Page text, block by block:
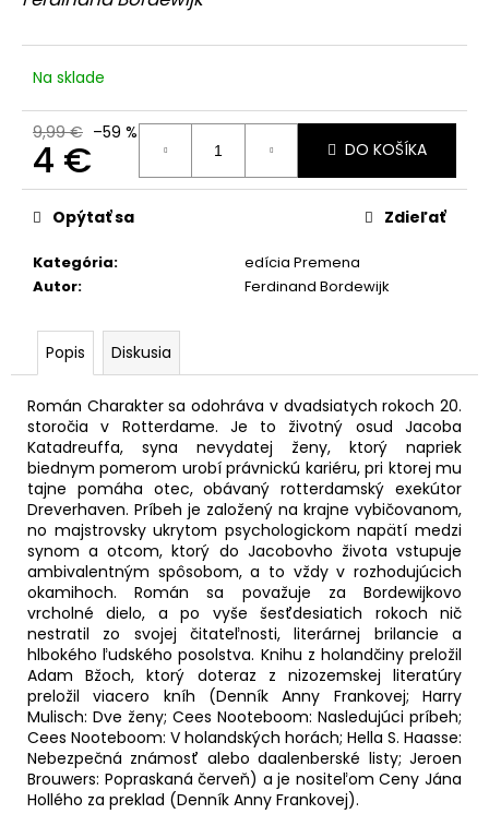
z
hviezdičiek.
Na sklade
9,99 € –59 %
4 €
Jednotková
cena:
DO KOŠÍKA
Kategória:
edícia Premena
Autor: Ferdinand Bordewijk
Opýtať sa Zdieľať
Popis Diskusia
Román Charakter sa odohráva v dvadsiatych rokoch 20.
storočia v Rotterdame. Je to životný osud Jacoba
Katadreuffa, syna nevydatej ženy, ktorý napriek
biednym pomerom urobí právnickú kariéru, pri ktorej mu
tajne pomáha otec, obávaný rotterdamský exekútor
Dreverhaven. Príbeh je založený na krajne vybičovanom,
no majstrovsky ukrytom psychologickom napätí medzi
synom a otcom, ktorý do Jacobovho života vstupuje
ambivalentným spôsobom, a to vždy v rozhodujúcich
okamihoch. Román sa považuje za Bordewijkovo
vrcholné dielo, a po vyše šesťdesiatich rokoch nič
nestratil zo svojej čitateľnosti, literárnej brilancie a
hlbokého ľudského posolstva. Knihu z holandčiny preložil
Adam Bžoch, ktorý doteraz z nizozemskej literatúry
preložil viacero kníh (Denník Anny Frankovej; Harry
Mulisch: Dve ženy; Cees Nooteboom: Nasledujúci príbeh;
Cees Nooteboom: V holandských horách; Hella S. Haasse:
Nebezpečná známosť alebo daalenberské listy; Jeroen
Brouwers: Popraskaná červeň) a je nositeľom Ceny Jána
Hollého za preklad (Denník Anny Frankovej).
m
e
PROBLÉM
VCÍTENIA
8,39
€
Pôvodne:
€